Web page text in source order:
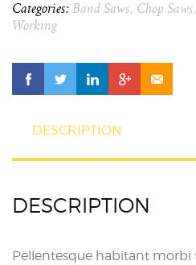
Categories: Band Saws, Chop Saws,
Working
DESCRIPTION
DESCRIPTION
Pellentesque habitant morbi